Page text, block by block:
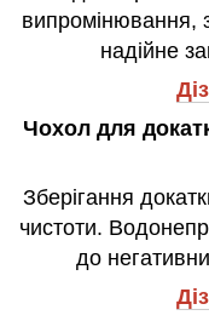
випромінювання,
надійне
Чохол для
Зберігання
чистоти.
до